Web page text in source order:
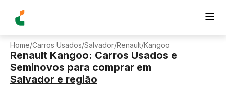
Home/Carros Usados/Salvador/Renault/Kangoo
Renault Kangoo: Carros Usados e
Seminovos para comprar em
Salvador e região